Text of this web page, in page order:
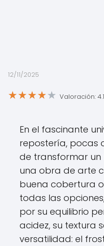
12/11/2025
★★★★★ Valoración:
En el fascinante
repostería, pocas
de transformar un
una obra de arte
buena cobertura
todas las
por su equilibrio
acidez, su textura
versatilidad: el